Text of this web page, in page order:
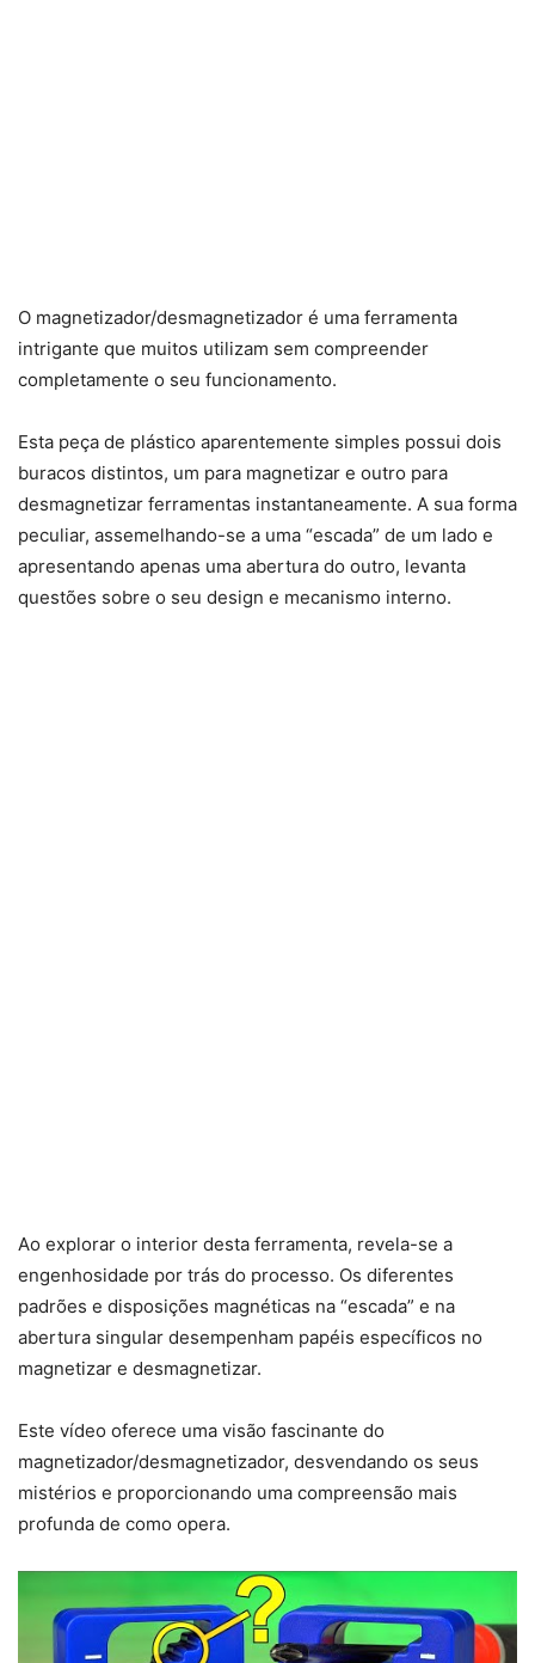
O magnetizador/desmagnetizador é uma ferramenta
intrigante que muitos utilizam sem compreender
completamente o seu funcionamento.
Esta peça de plástico aparentemente simples possui dois
buracos distintos, um para magnetizar e outro para
desmagnetizar ferramentas instantaneamente. A sua forma
peculiar, assemelhando-se a uma “escada” de um lado e
apresentando apenas uma abertura do outro, levanta
questões sobre o seu design e mecanismo interno.
Ao explorar o interior desta ferramenta, revela-se a
engenhosidade por trás do processo. Os diferentes
padrões e disposições magnéticas na “escada” e na
abertura singular desempenham papéis específicos no
magnetizar e desmagnetizar.
Este vídeo oferece uma visão fascinante do
magnetizador/desmagnetizador, desvendando os seus
mistérios e proporcionando uma compreensão mais
profunda de como opera.